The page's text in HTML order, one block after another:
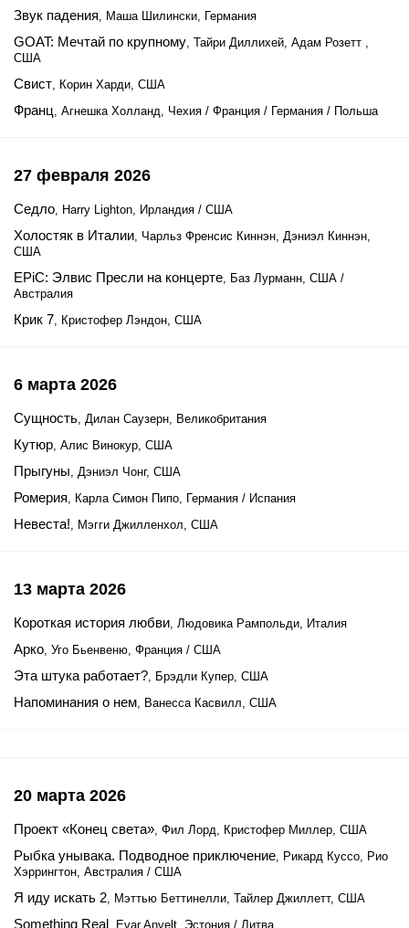
Звук падения, Маша Шилински, Германия
GOAT: Мечтай по крупному, Тайри Диллихей, Адам Розетт ,
США
Свист, Корин Харди, США
Франц, Агнешка Холланд, Чехия / Франция / Германия / Польша
27 февраля 2026
Седло, Harry Lighton, Ирландия / США
Холостяк в Италии, Чарльз Френсис Киннэн, Дэниэл Киннэн,
США
EPiC: Элвис Пресли на концерте, Баз Лурманн, США /
Австралия
Крик 7, Кристофер Лэндон, США
6 марта 2026
Сущность, Дилан Саузерн, Великобритания
Кутюр, Алис Винокур, США
Прыгуны, Дэниэл Чонг, США
Ромерия, Карла Симон Пипо, Германия / Испания
Невеста!, Мэгги Джилленхол, США
13 марта 2026
Короткая история любви, Людовика Рампольди, Италия
Арко, Уго Бьенвеню, Франция / США
Эта штука работает?, Брэдли Купер, США
Напоминания о нем, Ванесса Касвилл, США
20 марта 2026
Проект «Конец света», Фил Лорд, Кристофер Миллер, США
Рыбка унывака. Подводное приключение, Рикард Куссо, Рио
Хэррингтон, Австралия / США
Я иду искать 2, Мэттью Беттинелли, Тайлер Джиллетт, США
Something Real , Evar Anvelt, Эстония / Литва